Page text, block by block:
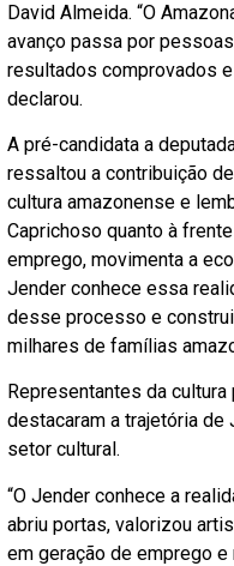
David Almeida. “O
avanço passa por
resultados comprovados
declarou.
A pré-candidata a
ressaltou a contribuição
cultura amazonense e
Caprichoso quanto à
emprego, movimenta a
Jender conhece essa
desse processo e
milhares de famílias
Representantes da
destacaram a trajetória de
setor cultural.
“O Jender conhece a
abriu portas, valorizou
em geração de emprego